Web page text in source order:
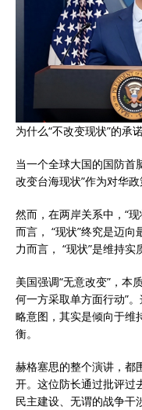
为什么“不改变现状”的承
当一个全球大国的国防首
改变台海现状”作为对华政
然而，在两岸关系中，“
而言， “现状”终究是迈向
力而言， “现状”是维持实
美国强调“无意改变”，本
何一方采取单方面行动”
略意图，其实是倾向于维
衡。
赫格塞思的整个演讲，都
开。这位防长通过批评过
民主建设、无谓的战争干